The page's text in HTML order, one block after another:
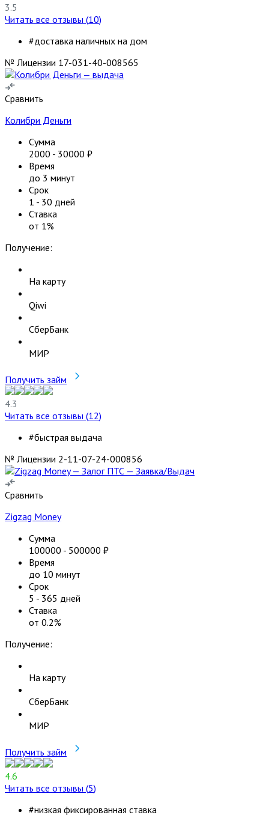
3.5
Читать все отзывы (10)
#доставка наличных на дом
№ Лицензии 17-031-40-008565
Сравнить
Колибри Деньги
Сумма
2000 - 30000 ₽
Время
до 3 минут
Срок
1 - 30 дней
Ставка
от 1%
Получение:
На карту
Qiwi
СберБанк
МИР
Получить займ
4.3
Читать все отзывы (12)
#быстрая выдача
№ Лицензии 2-11-07-24-000856
Сравнить
Zigzag Money
Сумма
100000 - 500000 ₽
Время
до 10 минут
Срок
5 - 365 дней
Ставка
от 0.2%
Получение:
На карту
СберБанк
МИР
Получить займ
4.6
Читать все отзывы (5)
#низкая фиксированная ставка